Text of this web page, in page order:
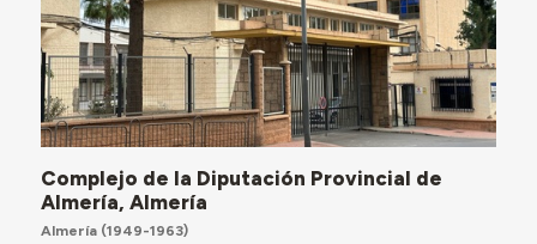
Complejo de la Diputación Provincial de
Almería, Almería
Almería(1949-1963)